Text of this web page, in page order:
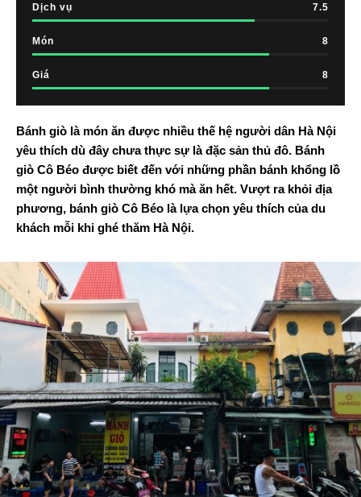
Dịch vụ 7.5
Món 8
Giá 8
Bánh giò là món ăn được nhiều thế hệ người dân Hà Nội
yêu thích dù đây chưa thực sự là đặc sản thủ đô. Bánh
giò Cô Béo được biết đến với những phần bánh khổng lồ
một người bình thường khó mà ăn hết. Vượt ra khỏi địa
phương, bánh giò Cô Béo là lựa chọn yêu thích của du
khách mỗi khi ghé thăm Hà Nội.